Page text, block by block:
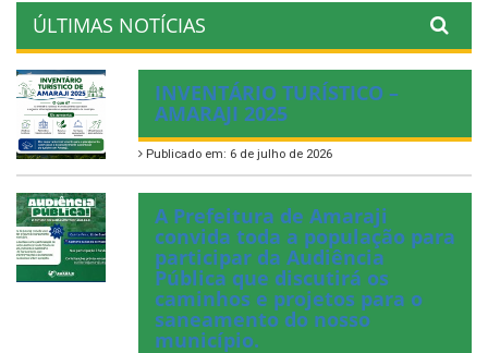
ÚLTIMAS NOTÍCIAS
INVENTÁRIO TURÍSTICO –
AMARAJI 2025
Publicado em: 6 de julho de 2026
A Prefeitura de Amaraji
convida toda a população para
participar da Audiência
Pública que discutirá os
caminhos e projetos para o
saneamento do nosso
município.